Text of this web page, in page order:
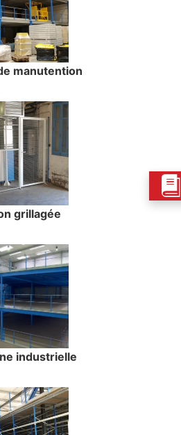
manutention
grillagée
industrielle